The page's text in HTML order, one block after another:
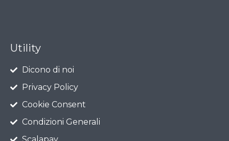
Utility
Dicono di noi
Privacy Policy
Cookie Consent
Condizioni Generali